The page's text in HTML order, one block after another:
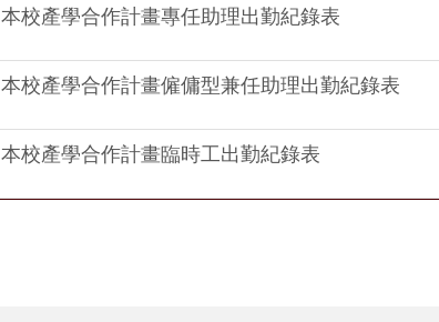
本校產學合作計畫專任助理出勤紀錄表
本校產學合作計畫僱傭型兼任助理出勤紀錄表
本校產學合作計畫臨時工出勤紀錄表